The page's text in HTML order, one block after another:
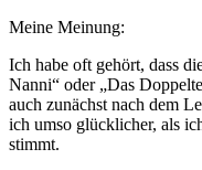
Meine Meinung:
Ich habe oft gehört, dass
Nanni“ oder „Das
auch zunächst nach dem
ich umso glücklicher, als
stimmt.